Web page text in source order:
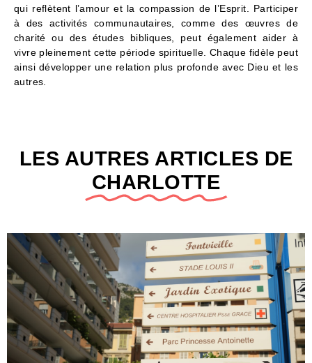
qui reflètent l’amour et la compassion de l’Esprit. Participer
à des activités communautaires, comme des œuvres de
charité ou des études bibliques, peut également aider à
vivre pleinement cette période spirituelle. Chaque fidèle peut
ainsi développer une relation plus profonde avec Dieu et les
autres.
LES AUTRES ARTICLES DE
CHARLOTTE